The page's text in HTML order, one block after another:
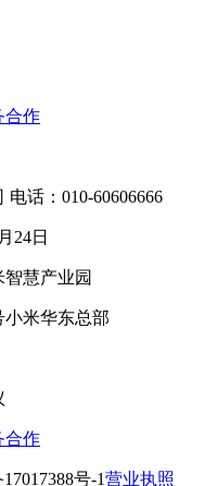
合作
话：010-60606666
24日
慧产业园
米华东总部
合作
号-1营业执照